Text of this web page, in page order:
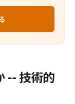
-- 技術的